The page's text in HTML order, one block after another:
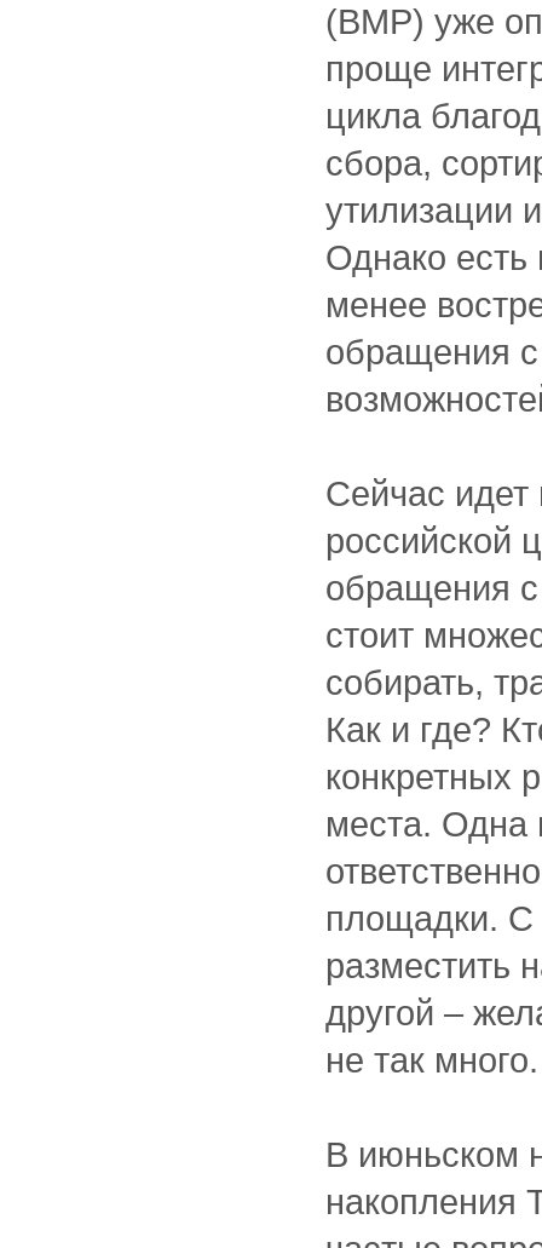
(ВМР) уже
проще
цикла
сбора,
утилизации
Однако
менее
обращения
Сейчас идет
российской
обращения
стоит
собирать,
Как и где?
конкретных
места. Одна
площадки. С
разместить
другой –
не так много.
В июньском
накопления